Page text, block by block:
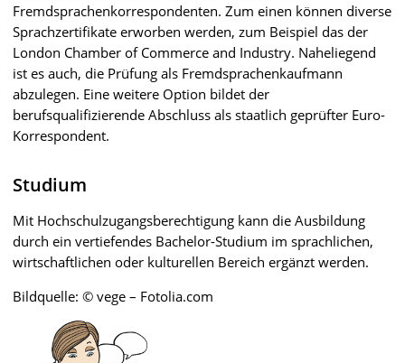
Fremdsprachenkorrespondenten. Zum einen können diverse
Sprachzertifikate erworben werden, zum Beispiel das der
London Chamber of Commerce and Industry. Naheliegend
ist es auch, die Prüfung als Fremdsprachenkaufmann
abzulegen. Eine weitere Option bildet der
berufsqualifizierende Abschluss als staatlich geprüfter Euro-
Korrespondent.
Studium
Mit Hochschulzugangsberechtigung kann die Ausbildung
durch ein vertiefendes Bachelor-Studium im sprachlichen,
wirtschaftlichen oder kulturellen Bereich ergänzt werden.
Bildquelle: © vege – Fotolia.com